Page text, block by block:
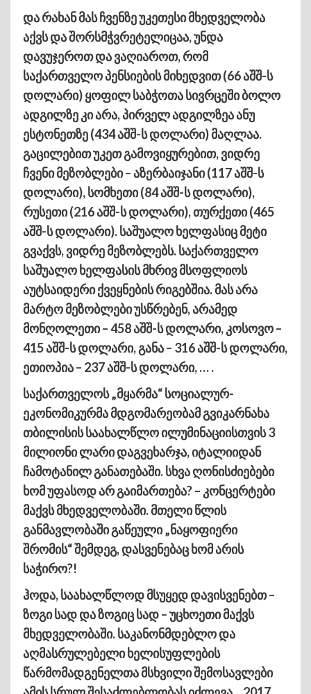
და რახან მას ჩვენზე უკეთესი მხედველობა
აქვს და შორსმჭვრეტელიცაა, უნდა
დავუჯეროთ და ვაღიაროთ, რომ
საქართველო პენსიების მიხედვით (66 აშშ-ს
დოლარი) ყოფილ საბჭოთა სივრცეში ბოლო
ადგილზე კი არა, პირველ ადგილზეა ანუ
ესტონეთზე (434 აშშ-ს დოლარი) მაღლაა.
გაცილებით უკეთ გამოვიყურებით, ვიდრე
ჩვენი მეზობლები – აზერბაიჯანი (117 აშშ-ს
დოლარი), სომხეთი (84 აშშ-ს დოლარი),
რუსეთი (216 აშშ-ს დოლარი), თურქეთი (465
აშშ-ს დოლარი). საშუალო ხელფასიც მეტი
გვაქვს, ვიდრე მეზობლებს. საქართველო
საშუალო ხელფასის მხრივ მსოფლიოს
აუტსაიდერი ქვეყნების რიგებშია. მას არა
მარტო მეზობლები უსწრებენ, არამედ
მონღოლეთი – 458 აშშ-ს დოლარი, კოსოვო –
415 აშშ-ს დოლარი, განა – 316 აშშ-ს დოლარი,
ეთიოპია – 237 აშშ-ს დოლარი, … .
საქართველოს „მყარმა“ სოციალურ-
ეკონომიკურმა მდგომარეობამ გვიკარნახა
თბილისის საახალწლო ილუმინაციისთვის 3
მილიონი ლარი დაგვეხარჯა, იტალიიდან
ჩამოტანილ განათებაში. სხვა ღონისძიებები
ხომ უფასოდ არ გაიმართება? – კონცერტები
მაქვს მხედველობაში. მთელი წლის
განმავლობაში გაწეული „ნაყოფიერი
შრომის“ შემდეგ, დასვენებაც ხომ არის
საჭირო?!
ჰოდა, საახალწლოდ მსუყედ დავისვენებთ –
ზოგი სად და ზოგიც სად – უცხოეთი მაქვს
მხედველობაში. საკანონმდებლო და
აღმასრულებელი ხელისუფლების
წარმომადგენელთა მსხვილი შემოსავლები